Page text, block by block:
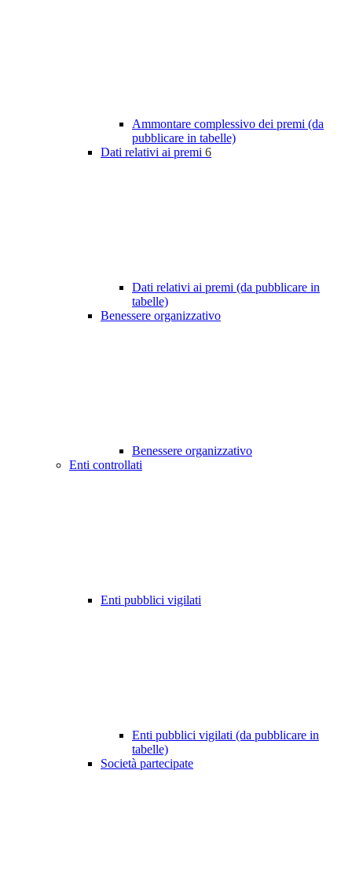
Ammontare complessivo dei premi (da
pubblicare in tabelle)
Dati relativi ai premi 6
Dati relativi ai premi (da pubblicare in
tabelle)
Benessere organizzativo
Benessere organizzativo
Enti controllati
Enti pubblici vigilati
Enti pubblici vigilati (da pubblicare in
tabelle)
Società partecipate